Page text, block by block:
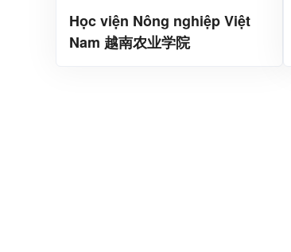
Học viện Nông nghiệp Việt
Nam 越南农业学院